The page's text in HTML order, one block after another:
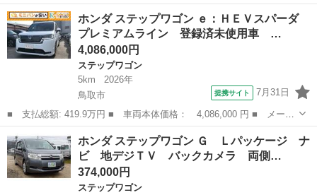
名： ホンダ ■ 車種名： ステップワゴンスパーダ ■ グレード
名： Ｓ ☆禁煙車☆ワンオーナー☆フリップダウンモニター☆ナビ
☆ ワンオー...
鳥取 米子市 ステップワゴン
ホンダ ステップワゴン ｅ：ＨＥＶスパーダ
プレミアムライン 登録済未使用車 …
4,086,000円
ステップワゴン
5km
2026年
鳥取市
提携サイト 7月31日
■ 支払総額: 419.9万円 ■ 車両本体価格： 4,086,000 円 ■ メーカ
ー名： ホンダ ■ 車種名： ステップワゴン ■ グレード名：
ｅ：ＨＥＶスパーダ プレミアムライン 登録済未使用車 バックカ
メラ クリ...
鳥取 鳥取市 ステップワゴン
ホンダ ステップワゴン Ｇ Ｌパッケージ ナ
ビ 地デジＴＶ バックカメラ 両側…
374,000円
ステップワゴン